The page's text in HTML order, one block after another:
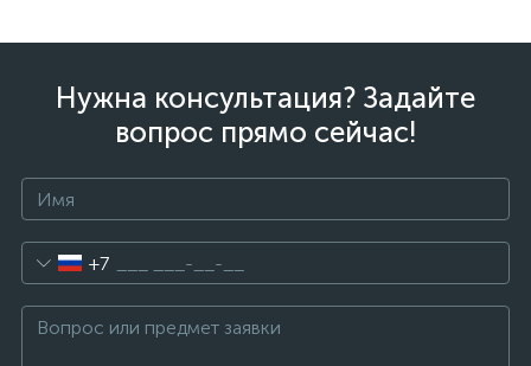
Нужна консультация? Задайте
вопрос прямо сейчас!
+7